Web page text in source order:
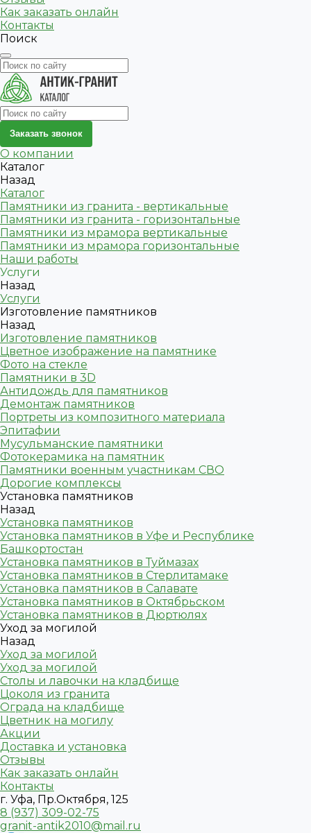
Как заказать онлайн
Контакты
Поиск
Заказать звонок
О компании
Каталог
Назад
Каталог
Памятники из гранита - вертикальные
Памятники из гранита - горизонтальные
Памятники из мрамора вертикальные
Памятники из мрамора горизонтальные
Наши работы
Услуги
Назад
Услуги
Изготовление памятников
Назад
Изготовление памятников
Цветное изображение на памятнике
Фото на стекле
Памятники в 3D
Антидождь для памятников
Демонтаж памятников
Портреты из композитного материала
Эпитафии
Мусульманские памятники
Фотокерамика на памятник
Памятники военным участникам СВО
Дорогие комплексы
Установка памятников
Назад
Установка памятников
Установка памятников в Уфе и Республике
Башкортостан
Установка памятников в Туймазах
Установка памятников в Стерлитамаке
Установка памятников в Салавате
Установка памятников в Октябрьском
Установка памятников в Дюртюлях
Уход за могилой
Назад
Уход за могилой
Уход за могилой
Столы и лавочки на кладбище
Цоколя из гранита
Ограда на кладбище
Цветник на могилу
Акции
Доставка и установка
Отзывы
Как заказать онлайн
Контакты
г. Уфа, Пр.Октября, 125
8 (937) 309-02-75
granit-antik2010@mail.ru